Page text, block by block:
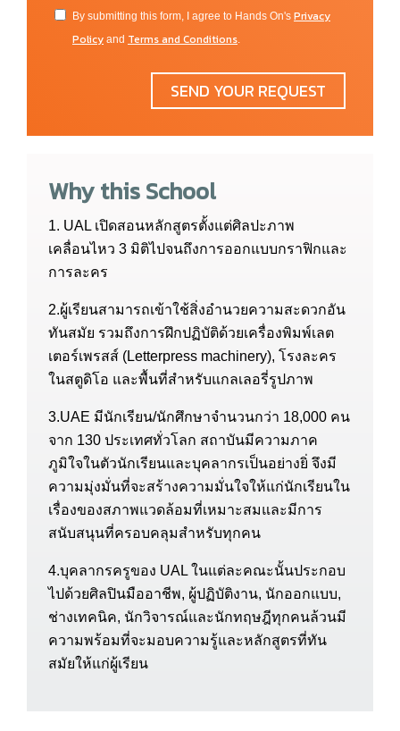
By submitting this form, I agree to Hands On's Privacy
Policy and Terms and Conditions.
SEND YOUR REQUEST
Why this School
1. UAL เปิดสอนหลักสูตรตั้งแต่ศิลปะภาพ
เคลื่อนไหว 3 มิติไปจนถึงการออกแบบกราฟิกและ
การละคร
2.ผู้เรียนสามารถเข้าใช้สิ่งอำนวยความสะดวกอัน
ทันสมัย รวมถึงการฝึกปฏิบัติด้วยเครื่องพิมพ์เลต
เตอร์เพรสส์ (Letterpress machinery), โรงละคร
ในสตูดิโอ และพื้นที่สำหรับแกลเลอรี่รูปภาพ
3.UAE มีนักเรียน/นักศึกษาจำนวนกว่า 18,000 คน
จาก 130 ประเทศทั่วโลก สถาบันมีความภาค
ภูมิใจในตัวนักเรียนและบุคลากรเป็นอย่างยิ่ จึงมี
ความมุ่งมั่นที่จะสร้างความมั่นใจให้แก่นักเรียนใน
เรื่องของสภาพแวดล้อมที่เหมาะสมและมีการ
สนับสนุนที่ครอบคลุมสำหรับทุกคน
4.บุคลากรครูของ UAL ในแต่ละคณะนั้นประกอบ
ไปด้วยศิลปินมืออาชีพ, ผู้ปฏิบัติงาน, นักออกแบบ,
ช่างเทคนิค, นักวิจารณ์และนักทฤษฎีทุกคนล้วนมี
ความพร้อมที่จะมอบความรู้และหลักสูตรที่ทัน
สมัยให้แก่ผู้เรียน